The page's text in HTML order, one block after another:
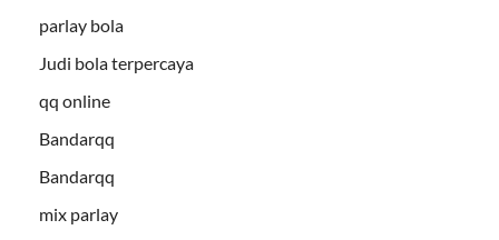
parlay bola
Judi bola terpercaya
qq online
Bandarqq
Bandarqq
mix parlay